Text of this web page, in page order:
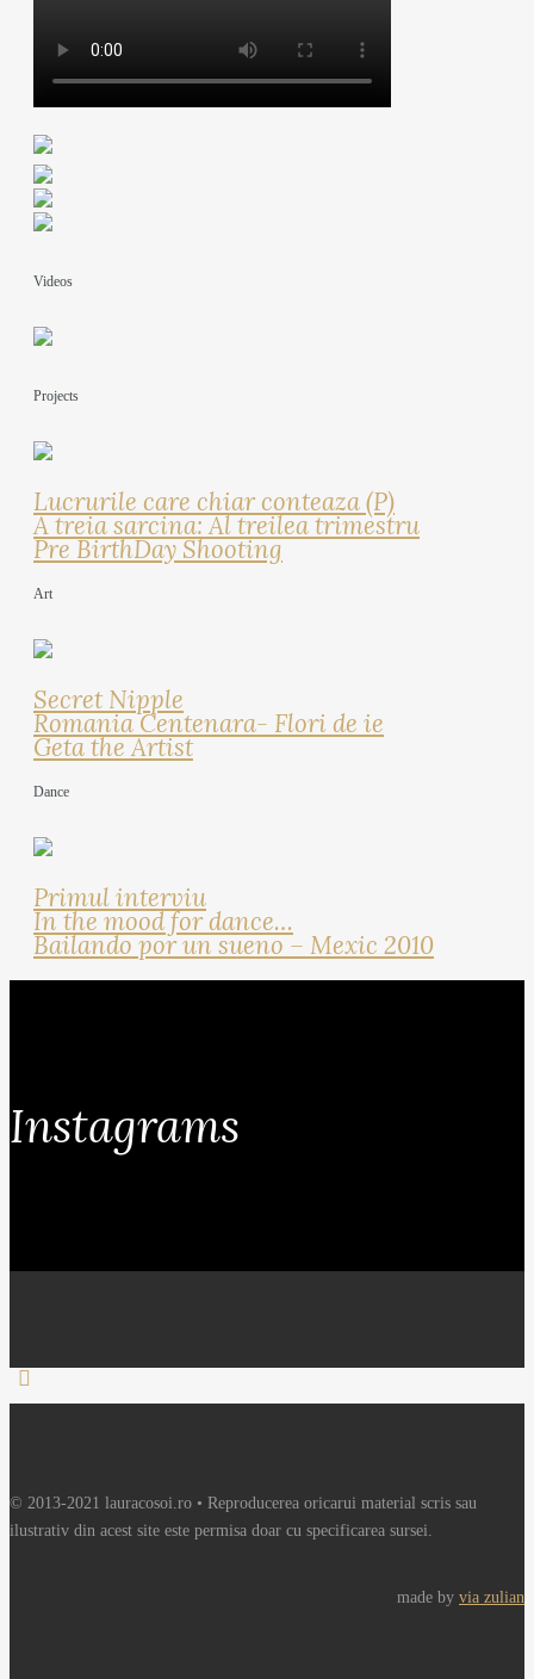
Videos
Projects
Lucrurile care chiar conteaza (P)
A treia sarcina: Al treilea trimestru
Pre BirthDay Shooting
Art
Secret Nipple
Romania Centenara- Flori de ie
Geta the Artist
Dance
Primul interviu
In the mood for dance…
Bailando por un sueno – Mexic 2010
Instagrams
© 2013-2021 lauracosoi.ro • Reproducerea oricarui material scris sau
ilustrativ din acest site este permisa doar cu specificarea sursei.
made by via zulian